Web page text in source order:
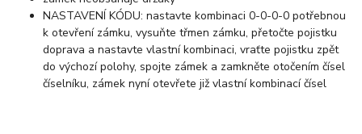
NASTAVENÍ KÓDU: nastavte kombinaci 0-0-0-0 potřebnou
k otevření zámku, vysuňte třmen zámku, přetočte pojistku
doprava a nastavte vlastní kombinaci, vraťte pojistku zpět
do výchozí polohy, spojte zámek a zamkněte otočením čísel
číselníku, zámek nyní otevřete již vlastní kombinací čísel